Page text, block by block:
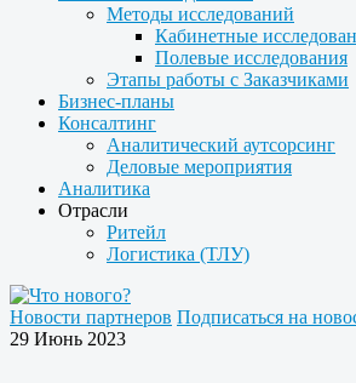
Методы исследований
Кабинетные
Полевые исследования
Этапы работы с Заказчиками
Бизнес-планы
Консалтинг
Аналитический аутсорсинг
Деловые мероприятия
Аналитика
Отрасли
Ритейл
Логистика (ТЛУ)
Новости партнеров Подписаться на
29 Июнь 2023